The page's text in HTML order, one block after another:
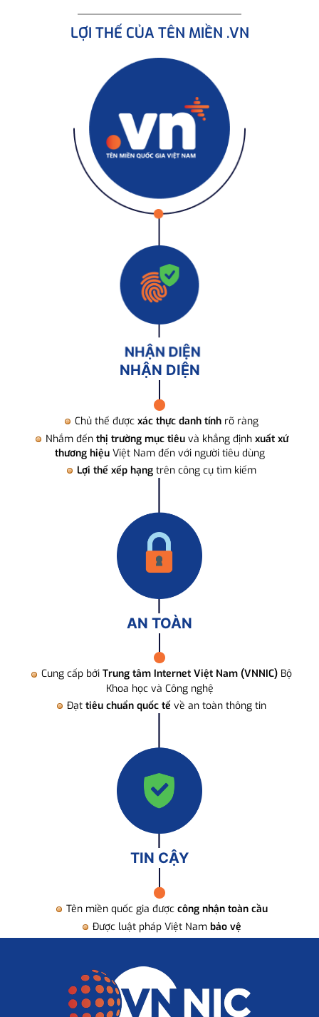
LỢI THẾ CỦA TÊN MIỀN .VN
NHẬN DIỆN
Chủ thể được xác thực danh tính rõ ràng
Nhắm đến thị trường mục tiêuvà khẳng định xuất xứ
thương hiệuViệt Nam đến với người tiêu dùng
Lợi thế xếp hạng trên công cụ tìm kiếm
AN TOÀN
Cung cấp bởi Trung tâm Internet Việt Nam (VNNIC) Bộ
Khoa học và Công nghệ
Đạt tiêu chuẩn quốc tế về an toàn thông tin
TIN CẬY
Tên miền quốc gia được công nhận toàn cầu
Được luật pháp Việt Nam bảo vệ